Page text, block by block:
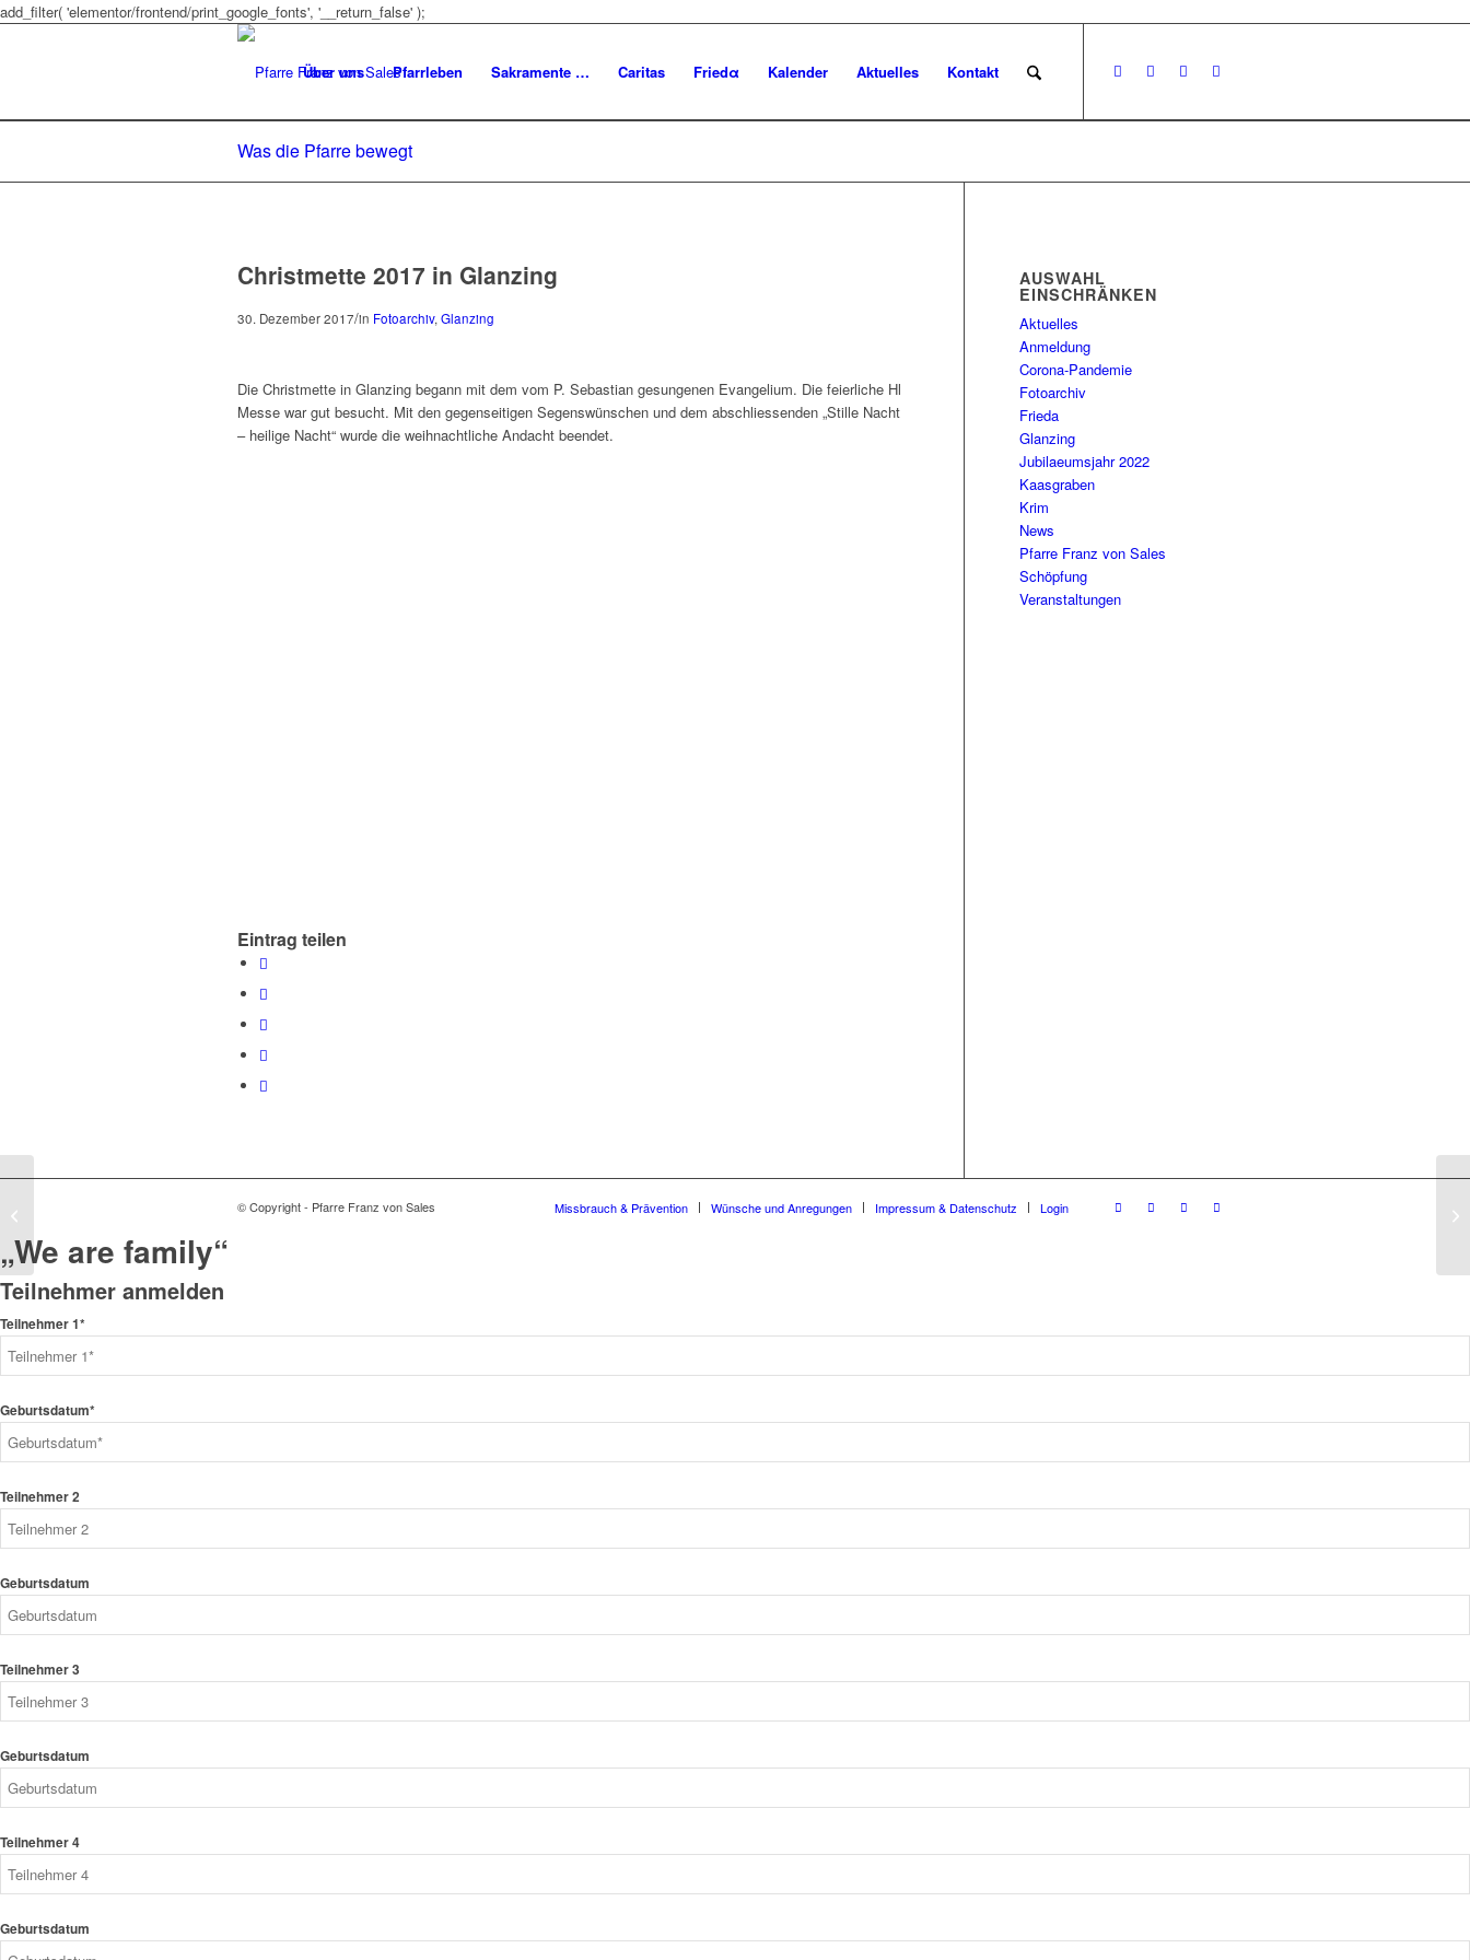
add_filter( 'elementor/frontend/print_google_fonts', '__return_false' );
Über uns Pfarrleben Sakramente … Caritas Friedα Kalender Aktuelles Kontakt
Was die Pfarre bewegt
Christmette 2017 in Glanzing
30. Dezember 2017/in Fotoarchiv, Glanzing
Die Christmette in Glanzing begann mit dem vom P. Sebastian gesungenen Evangelium. Die feierliche Hl
Messe war gut besucht. Mit den gegenseitigen Segenswünschen und dem abschliessenden „Stille Nacht
– heilige Nacht“ wurde die weihnachtliche Andacht beendet.
Eintrag teilen
AUSWAHL
EINSCHRÄNKEN
Aktuelles
Anmeldung
Corona-Pandemie
Fotoarchiv
Frieda
Glanzing
Jubilaeumsjahr 2022
Kaasgraben
Krim
News
Pfarre Franz von Sales
Schöpfung
Veranstaltungen
© Copyright - Pfarre Franz von Sales Missbrauch & Prävention Wünsche und Anregungen Impressum & Datenschutz Login
„We are family“
Teilnehmer anmelden
Teilnehmer 1*
Geburtsdatum*
Teilnehmer 2
Geburtsdatum
Teilnehmer 3
Geburtsdatum
Teilnehmer 4
Geburtsdatum